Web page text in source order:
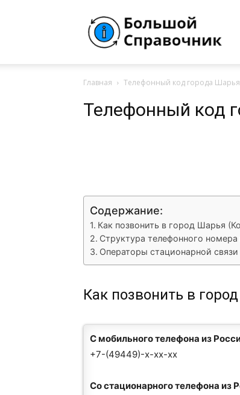
Справочная
России
Главная Телефонный код города Шарья
Телефонный код
Содержание:
Как позвонить в город Шарья
Структура телефонного
Операторы стационарной
Как позвонить в
С мобильного телефона из
+7-(49449)-x-xx-xx
Со стационарного телефона из